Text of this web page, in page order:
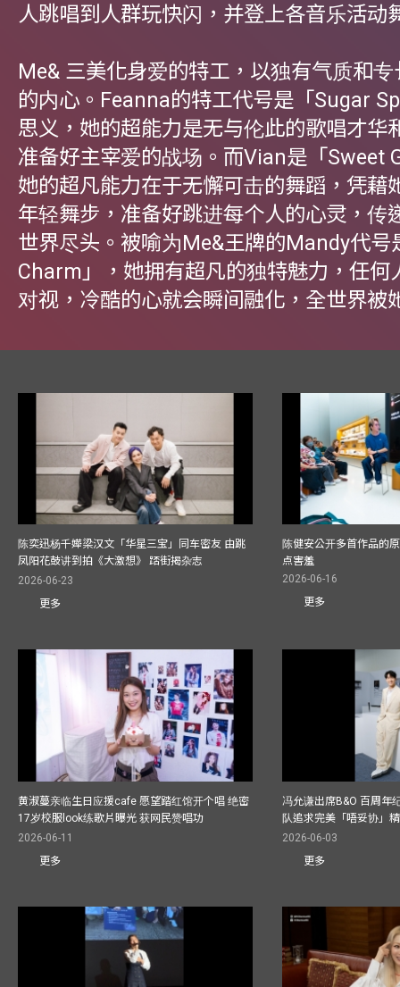
人跳唱到人群玩快闪，并登上各音乐活动
Me& 三美化身爱的特工，以独有气质和
的内心。Feanna的特工代号是「Sugar
思义，她的超能力是无与伦此的歌唱才华
准备好主宰爱的战场。而Vian是「Sweet
她的超凡能力在于无懈可击的舞蹈，凭藉
年轻舞步，准备好跳进每个人的心灵，传
世界尽头。被喻为Me&王牌的Mandy代号
Charm」，她拥有超凡的独特魅力，任何
对视，冷酷的心就会瞬间融化，全世界被
陈奕迅杨千嬅梁汉文「华星三宝」同车密友 由跳
凤阳花鼓讲到拍《大激想》 踎街揭杂志
2026-06-23
更多
陈健安公开多首作品的
点害羞
2026-06-16
更多
黄淑蔓亲临生日应援cafe 愿望踏红馆开个唱 绝密
17岁校服look练歌片曝光 获网民赞唱功
2026-06-11
更多
冯允谦出席B&O 百周年
队追求完美「唔妥协」
2026-06-03
更多